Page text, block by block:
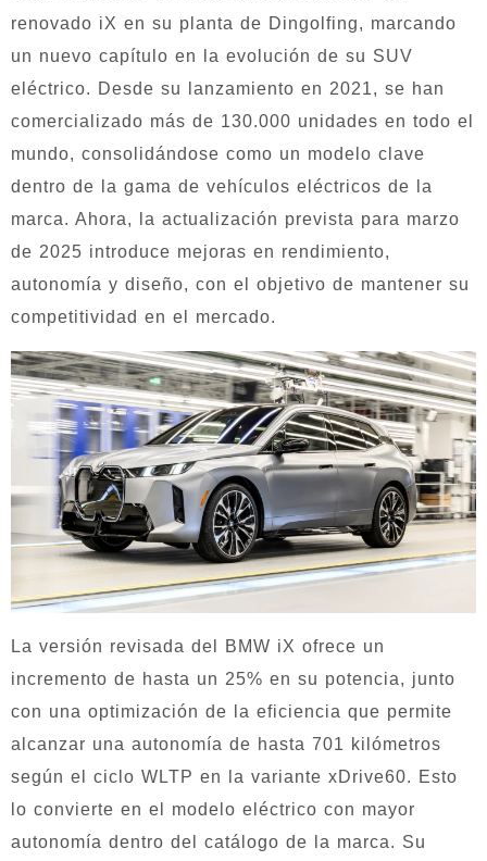
renovado iX en su planta de Dingolfing, marcando
un nuevo capítulo en la evolución de su SUV
eléctrico. Desde su lanzamiento en 2021, se han
comercializado más de 130.000 unidades en todo el
mundo, consolidándose como un modelo clave
dentro de la gama de vehículos eléctricos de la
marca. Ahora, la actualización prevista para marzo
de 2025 introduce mejoras en rendimiento,
autonomía y diseño, con el objetivo de mantener su
competitividad en el mercado.
La versión revisada del BMW iX ofrece un
incremento de hasta un 25% en su potencia, junto
con una optimización de la eficiencia que permite
alcanzar una autonomía de hasta 701 kilómetros
según el ciclo WLTP en la variante xDrive60. Esto
lo convierte en el modelo eléctrico con mayor
autonomía dentro del catálogo de la marca. Su